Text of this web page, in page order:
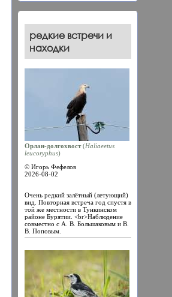
редкие встречи и
находки
Орлан-долгохвост(Haliaеetus
leucoryphus)
© Игорь Фефелов
2026-08-02
Очень редкий залётный (летующий)
вид. Повторная встреча год спустя в
той же местности в Тункинском
районе Бурятии. <br>Наблюдение
совместно с А. В. Большаковым и В.
В. Поповым.